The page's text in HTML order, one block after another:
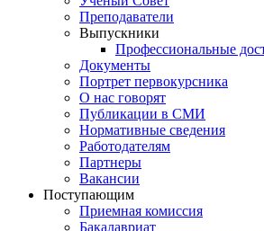
Преподаватели
Выпускники
Профессиональные
Документы
Портрет первокурсника
О нас говорят
Публикации в СМИ
Нормативные сведения
Работодателям
Партнеры
Вакансии
Поступающим
Приемная комиссия
Бакалавриат